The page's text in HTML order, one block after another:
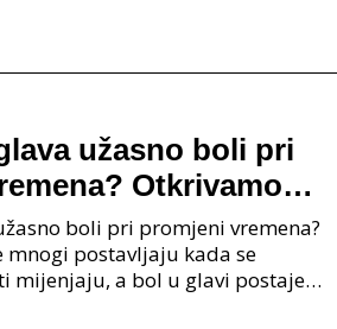
užasno boli pri
Otkrivamo
prirodni lijek za ovu
boli pri promjeni vremena?
mnogi postavljaju kada se
mijenjaju, a bol u glavi postaje